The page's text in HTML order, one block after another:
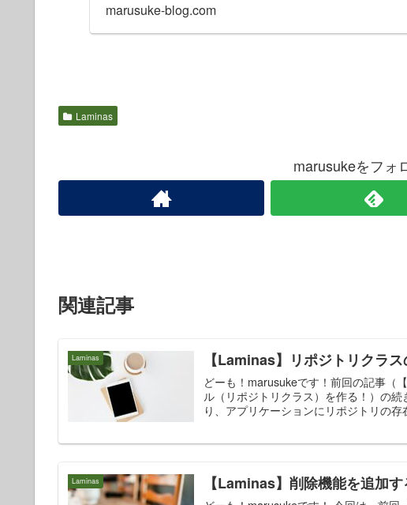
marusuke-blog.com
Laminas
marusukeをフォ
関連記事
Laminas 【Laminas】リポジトリクラ
どーも！marusukeです！前回の記事（
ル（リポジトリクラス）を作る！）の
り、アプリケーションにリポジトリの
Laminas 【Laminas】削除機能を追加す